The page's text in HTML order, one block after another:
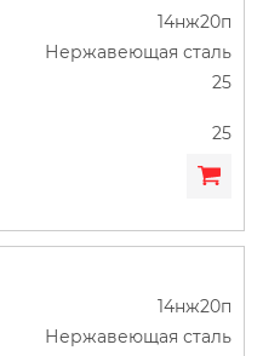
14нж20п
Нержавеющая сталь
25
25
14нж20п
Нержавеющая сталь